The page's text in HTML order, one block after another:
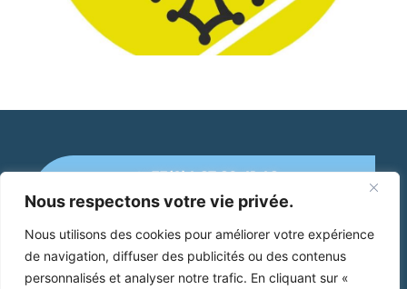
Nous respectons votre vie privée.
Nous utilisons des cookies pour améliorer votre expérience
de navigation, diffuser des publicités ou des contenus
personnalisés et analyser notre trafic. En cliquant sur «
+33(0)4 67 89 41 46
Mairie de Cruzy
2 Place Jean Jaurès
34 310 Cruzy